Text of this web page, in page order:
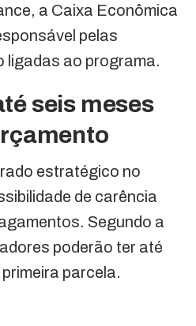
a Caixa Econômica
pelas
ligadas ao programa.
seis meses
estratégico no
de carência
Segundo a
poderão ter até
parcela.